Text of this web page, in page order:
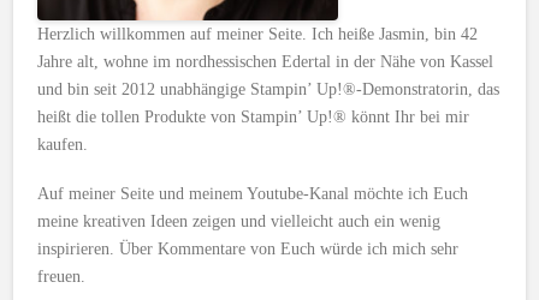
Herzlich willkommen auf meiner Seite. Ich heiße Jasmin, bin 42
Jahre alt, wohne im nordhessischen Edertal in der Nähe von Kassel
und bin seit 2012 unabhängige Stampin’ Up!®-Demonstratorin, das
heißt die tollen Produkte von Stampin’ Up!® könnt Ihr bei mir
kaufen.
Auf meiner Seite und meinem Youtube-Kanal möchte ich Euch
meine kreativen Ideen zeigen und vielleicht auch ein wenig
inspirieren. Über Kommentare von Euch würde ich mich sehr
freuen.